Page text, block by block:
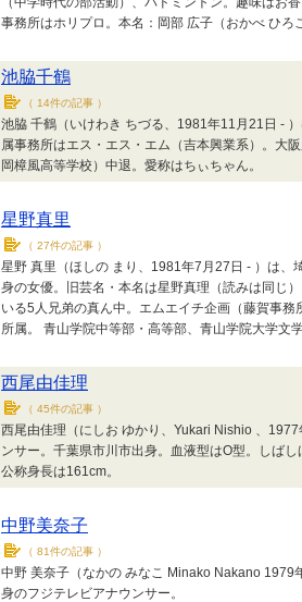
事務所はホリプロ。本名：岡部 広子（おかべ ひろ
池脇千鶴
（ 14件の記事 ）
池脇 千鶴（いけわき ちづる、1981年11月21日 -
属事務所はエス・エス・エム（吉本興業系）。大
岡樟風高等学校）中退。愛称はちぃちゃん。
星野真里
（ 27件の記事 ）
星野 真里（ほしの まり、1981年7月27日 - ）は、
身の女優。旧芸名・本名は星野真理（読みは同じ
いる5人兄弟の真ん中。エムエイチ企画（藤賀事務
所属。 青山学院中等部・高等部、青山学院大学文
西尾由佳理
（ 45件の記事 ）
西尾由佳理（にしお ゆかり、Yukari Nishio 、
ンサー。千葉県市川市出身。血液型はO型。しばし
公称身長は161cm。
中野美奈子
（ 81件の記事 ）
中野 美奈子（なかの みなこ Minako Nakano 1979
身のフジテレビアナウンサー。